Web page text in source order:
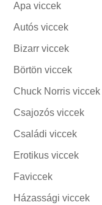
Apa viccek
Autós viccek
Bizarr viccek
Börtön viccek
Chuck Norris viccek
Csajozós viccek
Családi viccek
Erotikus viccek
Faviccek
Házassági viccek